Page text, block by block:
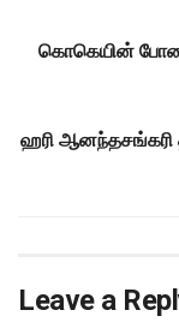
கொகெயின்
ஹரி ஆனந்தசங்கரி
Leave a